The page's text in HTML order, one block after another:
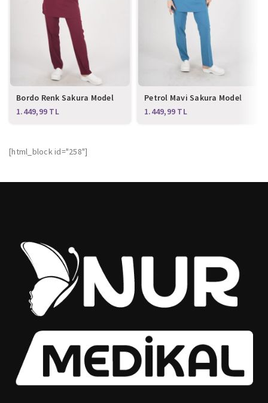
Bordo Renk Sakura Model
Tesettür Doktor Hemşire
Scrubs Üniforma Takımı
TL
Petrol Mavi Sakura Model
Tesettür Doktor Hemşire
Scrubs Üniforma Takımı
TL
[html_block id="258"]